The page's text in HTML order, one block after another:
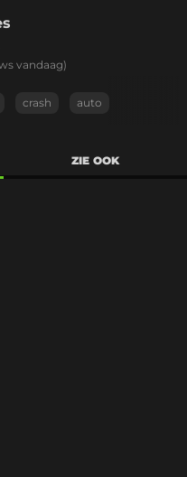
vandaag)
crash auto
ZIE OOK